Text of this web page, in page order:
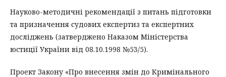
Науково-методичні рекомендації з питань підготовки
та призначення судових експертиз та експертних
досліджень (затверджено Наказом Міністерства
юстиції України від 08.10.1998 №53/5).
Проект Закону «Про внесення змін до Кримінального